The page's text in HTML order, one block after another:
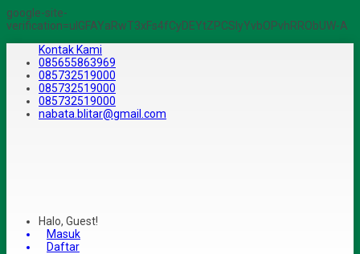
google-site-
verification=ulGFAYaRwT3xFs4fCyDEYtZPCSlyYvbOPvhRRObUW-A
Kontak Kami
085655863969
085732519000
085732519000
085732519000
nabata.blitar@gmail.com
Halo, Guest!
Masuk
Daftar